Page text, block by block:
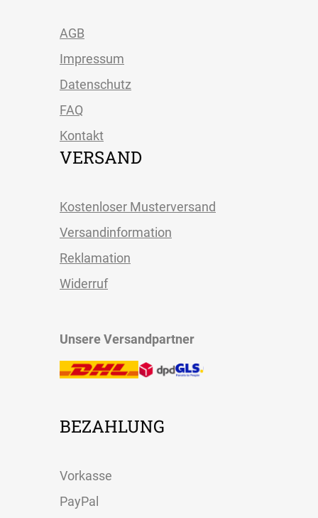
AGB
Impressum
Datenschutz
FAQ
Kontakt
VERSAND
Kostenloser Musterversand
Versandinformation
Reklamation
Widerruf
Unsere Versandpartner
BEZAHLUNG
Vorkasse
PayPal